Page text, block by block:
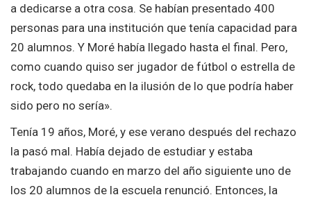
a dedicarse a otra cosa. Se habían presentado 400
personas para una institución que tenía capacidad para
20 alumnos. Y Moré había llegado hasta el final. Pero,
como cuando quiso ser jugador de fútbol o estrella de
rock, todo quedaba en la ilusión de lo que podría haber
sido pero no sería».
Tenía 19 años, Moré, y ese verano después del rechazo
la pasó mal. Había dejado de estudiar y estaba
trabajando cuando en marzo del año siguiente uno de
los 20 alumnos de la escuela renunció. Entonces, la